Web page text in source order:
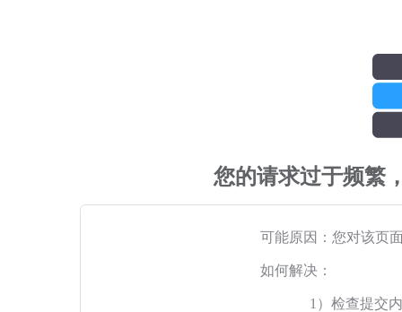
您的请求过于频繁
可能原因：您对该页
如何解决：
1）检查提交